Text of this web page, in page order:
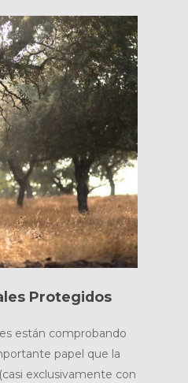
Protegidos
están comprobando
papel que la
exclusivamente con